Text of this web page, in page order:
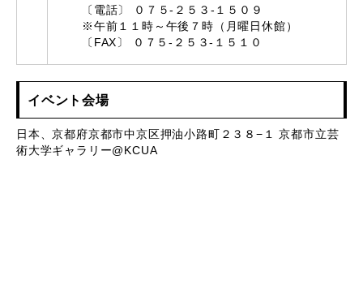
〔電話〕 ０７５-２５３-１５０９
※午前１１時～午後７時（月曜日休館）
〔FAX〕 ０７５-２５３-１５１０
イベント会場
日本、京都府京都市中京区押油小路町２３８−１ 京都市立芸
術大学ギャラリー@KCUA